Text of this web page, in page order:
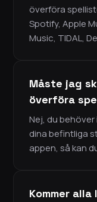
överföra
Spotify, Apple
Music, TIDAL,
Måste jag
överföra
Nej, du
dina befintliga
appen, så kan
Kommer